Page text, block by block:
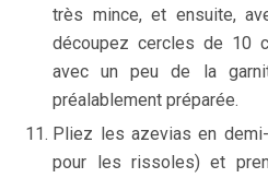
très mince, et ensuite,
découpez cercles de 10
avec un peu de la
préalablement préparée.
Pliez les azevias en
pour les rissoles) et